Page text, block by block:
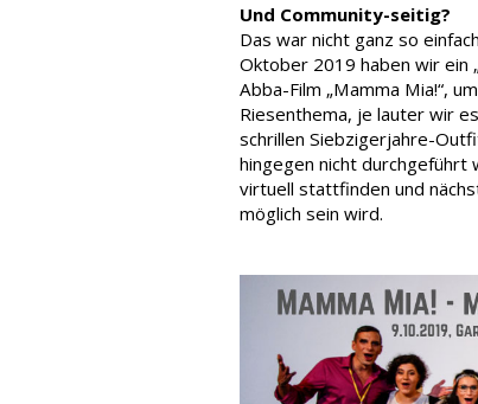
Und Community-seitig?
Das war nicht ganz so
Oktober 2019 haben wir ein
Abba-Film „Mamma Mia!“,
Riesenthema, je lauter wir
schrillen Siebzigerjahre-
hingegen nicht durchgeführt
virtuell stattfinden und
möglich sein wird.